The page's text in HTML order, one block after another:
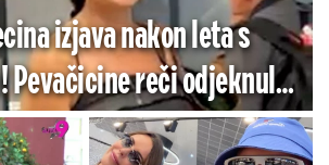
izjava nakon leta s
Pevačicine reči odjeknule
(VIDEO)